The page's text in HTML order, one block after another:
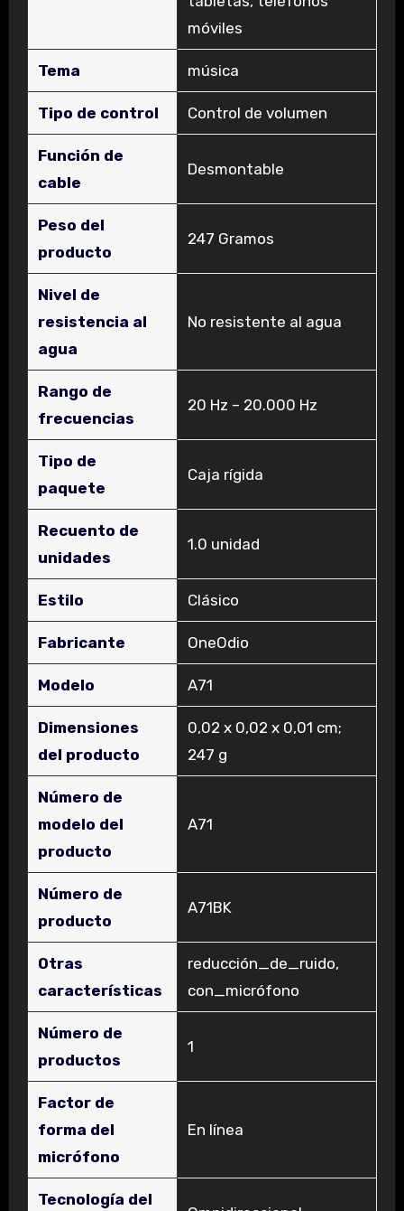
móviles
Tema ‎música
Tipo de control ‎Control de volumen
Función de
cable
‎Desmontable
Peso del
producto
‎247 Gramos
Nivel de
resistencia al
agua
‎No resistente al agua
Rango de
frecuencias
‎20 Hz – 20.000 Hz
Tipo de
paquete
‎Caja rígida
Recuento de
unidades
‎1.0 unidad
Estilo ‎Clásico
Fabricante ‎OneOdio
Modelo ‎A71
Dimensiones
del producto
‎0,02 x 0,02 x 0,01 cm;
247 g
Número de
modelo del
producto
‎A71
Número de
producto
‎A71BK
Otras
características
‎reducción_de_ruido,
con_micrófono
Número de
productos
‎1
Factor de
forma del
micrófono
‎En línea
Tecnología del